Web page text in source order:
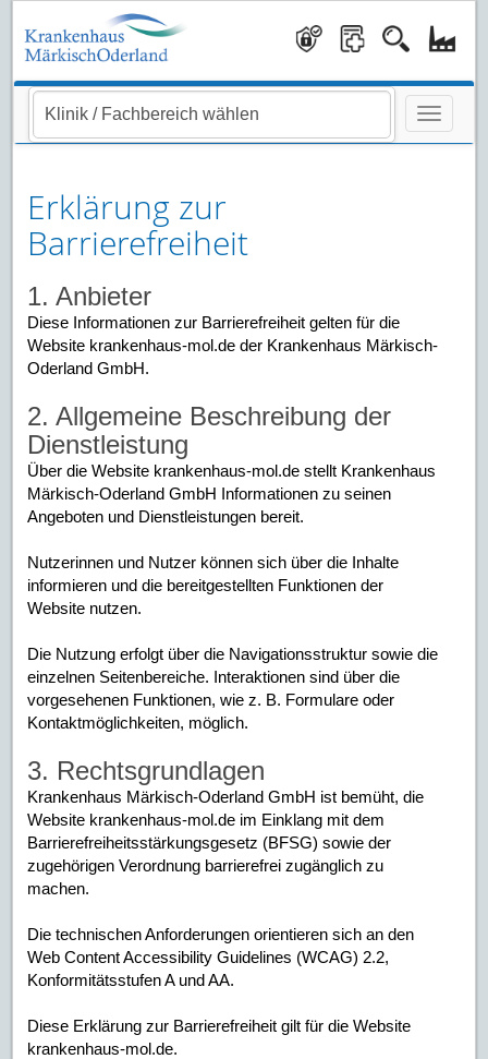
Erklärung zur
Barrierefreiheit
1. Anbieter
Diese Informationen zur Barrierefreiheit gelten für die
Website krankenhaus-mol.de der Krankenhaus Märkisch-
Oderland GmbH.
2. Allgemeine Beschreibung der
Dienstleistung
Über die Website krankenhaus-mol.de stellt Krankenhaus
Märkisch-Oderland GmbH Informationen zu seinen
Angeboten und Dienstleistungen bereit.
Nutzerinnen und Nutzer können sich über die Inhalte
informieren und die bereitgestellten Funktionen der
Website nutzen.
Die Nutzung erfolgt über die Navigationsstruktur sowie die
einzelnen Seitenbereiche. Interaktionen sind über die
vorgesehenen Funktionen, wie z. B. Formulare oder
Kontaktmöglichkeiten, möglich.
3. Rechtsgrundlagen
Krankenhaus Märkisch-Oderland GmbH ist bemüht, die
Website krankenhaus-mol.de im Einklang mit dem
Barrierefreiheitsstärkungsgesetz (BFSG) sowie der
zugehörigen Verordnung barrierefrei zugänglich zu
machen.
Die technischen Anforderungen orientieren sich an den
Web Content Accessibility Guidelines (WCAG) 2.2,
Konformitätsstufen A und AA.
Diese Erklärung zur Barrierefreiheit gilt für die Website
krankenhaus-mol.de.